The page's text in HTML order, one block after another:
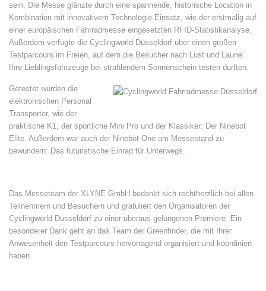
sein. Die Messe glänzte durch eine spannende, historische Location in
Kombination mit innovativem Technologie-Einsatz, wie der erstmalig auf
einer europäischen Fahrradmesse eingesetzten RFID-Statistikanalyse.
Außerdem verfügte die Cyclingworld Düsseldorf über einen großen
Testparcours im Freien, auf dem die Besucher nach Lust und Laune
Ihre Lieblingsfahrzeuge bei strahlendem Sonnenschein testen durften.
Getestet wurden die
elektronischen Personal
Transporter, wie der
praktische K1, der sportliche Mini Pro und der Klassiker: Der Ninebot
Elite. Außerdem war auch der Ninebot One am Messestand zu
bewundern: Das futuristische Einrad für Unterwegs.
Das Messeteam der XLYNE GmbH bedankt sich rechtherzlich bei allen
Teilnehmern und Besuchern und gratuliert den Organisatoren der
Cyclingworld Düsseldorf zu einer überaus gelungenen Premiere. Ein
besonderer Dank geht an das Team der Greenfinder, die mit Ihrer
Anwesenheit den Testparcours hervorragend organisiert und koordiniert
haben.